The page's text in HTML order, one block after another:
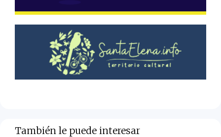
También le puede interesar